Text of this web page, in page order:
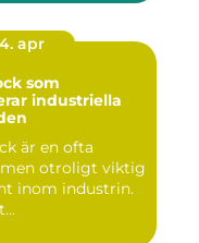
apr
som
industriella
är en ofta
otroligt viktig
inom industrin.